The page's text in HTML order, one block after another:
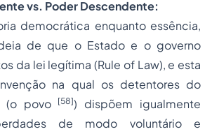
vs. Poder Descendente:
democrática enquanto essência,
de que o Estado e o governo
da lei legítima (Rule of Law), e esta
na qual os detentores do
(o povo
[58]) dispõem igualmente
de modo voluntário e